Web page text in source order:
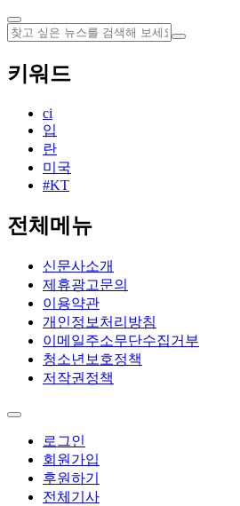
키워드
ci
입
란
미국
#KT
전체메뉴
신문사소개
제휴광고문의
이용약관
개인정보처리방침
이메일주소무단수집거부
청소년보호정책
저작권정책
로그인
회원가입
후원하기
전체기사